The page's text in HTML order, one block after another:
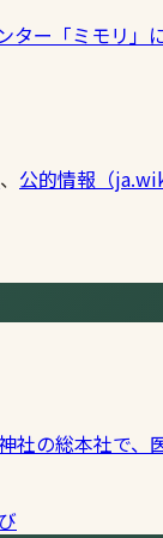
ー「ミモリ」
、 公的情報（
社の総本社で